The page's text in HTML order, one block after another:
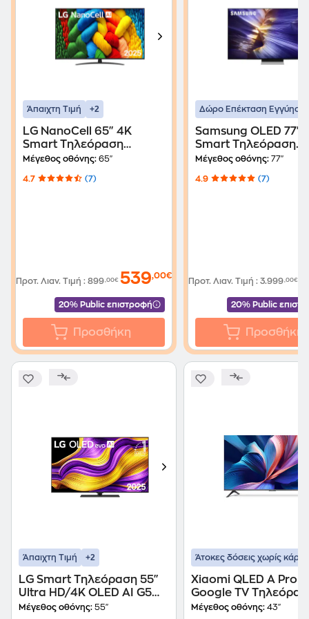
Άπαιχτη Τιμή +2
LG NanoCell 65" 4K
Smart Τηλεόραση
65NANO81A6A
Μέγεθος οθόνης: 65"
4.7 (7)
Προτ. Λιαν. Τιμή : 899,00€ 539,00€
20% Public επιστροφή
Προσθήκη
Δώρο Επέκταση
Samsung OLED 77"
Smart Τηλεόραση
77S90F AI TV
Μέγεθος οθόνης: 77"
4.9 (7)
Προτ. Λιαν. Τιμή : 3.999,00€
20% Public
Προσθήκη
Άπαιχτη Τιμή +2
LG Smart Τηλεόραση 55"
Ultra HD/4K OLED AI G5
2025 (OLED55G56LS)
Μέγεθος οθόνης: 55"
Άτοκες δόσεις χωρίς κάρτα
Xiaomi QLED A Pro
Google TV
Μέγεθος οθόνης: 43"